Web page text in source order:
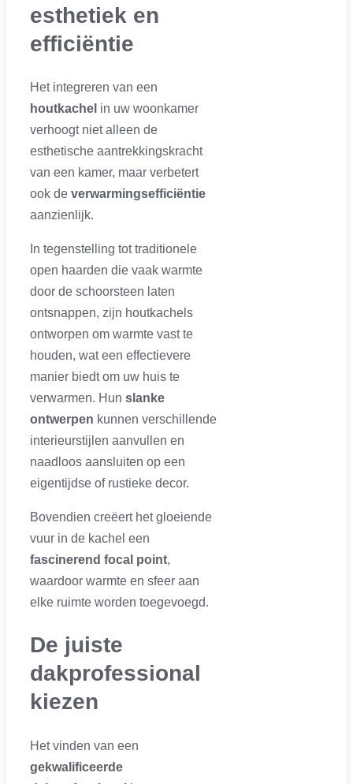
esthetiek en
efficiëntie
Het integreren van een
houtkachel in uw woonkamer
verhoogt niet alleen de
esthetische aantrekkingskracht
van een kamer, maar verbetert
ook de verwarmingsefficiëntie
aanzienlijk.
In tegenstelling tot traditionele
open haarden die vaak warmte
door de schoorsteen laten
ontsnappen, zijn houtkachels
ontworpen om warmte vast te
houden, wat een effectievere
manier biedt om uw huis te
verwarmen. Hun slanke
ontwerpen kunnen verschillende
interieurstijlen aanvullen en
naadloos aansluiten op een
eigentijdse of rustieke decor.
Bovendien creëert het gloeiende
vuur in de kachel een
fascinerend focal point,
waardoor warmte en sfeer aan
elke ruimte worden toegevoegd.
De juiste
dakprofessional
kiezen
Het vinden van een
gekwalificeerde